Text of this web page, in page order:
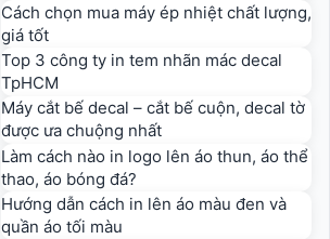
Cách chọn mua máy ép nhiệt chất lượng,
giá tốt
Top 3 công ty in tem nhãn mác decal
TpHCM
Máy cắt bế decal – cắt bế cuộn, decal tờ
được ưa chuộng nhất
Làm cách nào in logo lên áo thun, áo thể
thao, áo bóng đá?
Hướng dẫn cách in lên áo màu đen và
quần áo tối màu